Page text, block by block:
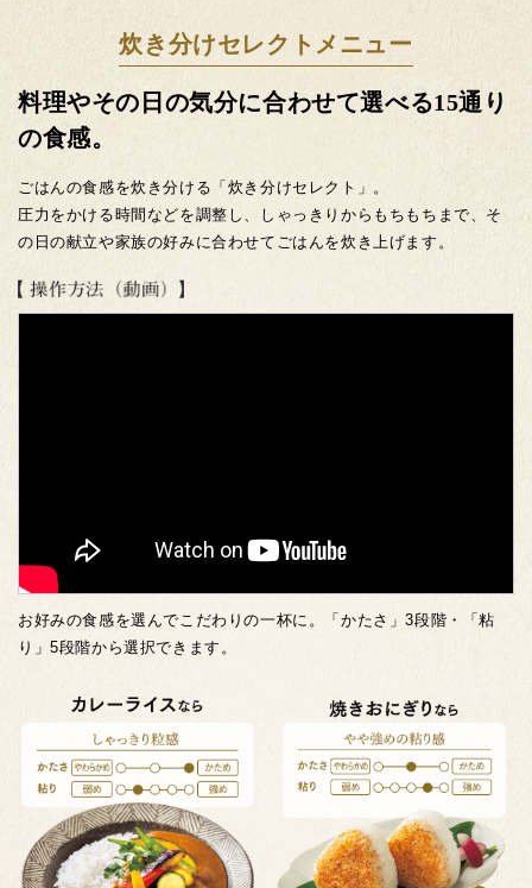
炊き分けセレクトメニュー
料理やその日の気分に合わせて選べる15通り
の食感。
ごはんの食感を炊き分ける「炊き分けセレクト」。
圧力をかける時間などを調整し、しゃっきりからもちもちまで、そ
の日の献立や家族の好みに合わせてごはんを炊き上げます。
お好みの食感を選んでこだわりの一杯に。「かたさ」3段階・「粘
り」5段階から選択できます。